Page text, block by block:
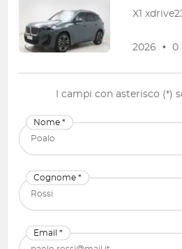
2026 • 0
I campi con asterisco (*)
Nome *
Cognome *
Email *